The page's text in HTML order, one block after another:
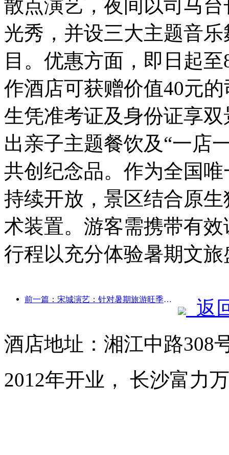
散点演艺，夜间以司马
光秀，并设三大主题音
目。优惠方面，即日起
作酒店可获赠价值40元
生凭准考证及身份证享
出亲子主题餐饮及“一店
共创纪念品。作为全国
持续开放，景区结合原
术装置。游客需携带有
行程以充分体验暑期文旅
前一篇：宋城演艺：针对暑期旅游旺季将做好市场和活动内容双端准备
返
酒店地址：湘江中路308
2012年开业， 长沙富